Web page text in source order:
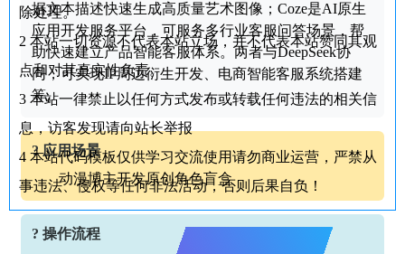
据文本描述快速生成高质量艺术图像；Coze是AI原生
应用开发服务平台，可服务多行业客服问答场景，帮
助快速建立产品智能客服体系。两者与DeepSeek协
同，可实现IP周边衍生开发、电商智能客服系统搭建
等。
? 应用场景
动漫博主开发原创角色盲盒
? 操作流程
除处理。
2 本站一切资源不代表本站立场，并不代表本站赞同其观
点和对其真实性负责。
3 本站一律禁止以任何方式发布或转载任何违法的相关信
息，访客发现请向站长举报
4 本站代码模板仅供学习交流使用请勿商业运营，严禁从
事违法、侵权等任何非法活动，否则后果自负！